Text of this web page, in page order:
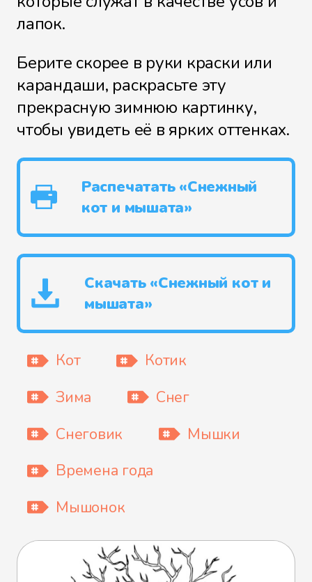
лапок.
Берите скорее в руки краски или
карандаши, раскрасьте эту
прекрасную зимнюю картинку,
чтобы увидеть её в ярких оттенках.
Распечатать «Снежный
кот и мышата»
Скачать «Снежный кот и
мышата»
Кот
Котик
Зима
Снег
Снеговик
Мышки
Времена года
Мышонок